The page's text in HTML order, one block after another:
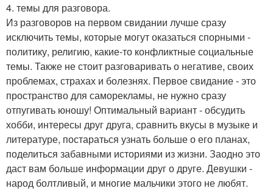
4. темы для разговора.
Из разговоров на первом свидании лучше сразу
исключить темы, которые могут оказаться спорными -
политику, религию, какие-то конфликтные социальные
темы. Также не стоит разговаривать о негативе, своих
проблемах, страхах и болезнях. Первое свидание - это
пространство для саморекламы, не нужно сразу
отпугивать юношу! Оптимальный вариант - обсудить
хобби, интересы друг друга, сравнить вкусы в музыке и
литературе, постараться узнать больше о его планах,
поделиться забавными историями из жизни. Заодно это
даст вам больше информации друг о друге. Девушки -
народ болтливый, и многие мальчики этого не любят.